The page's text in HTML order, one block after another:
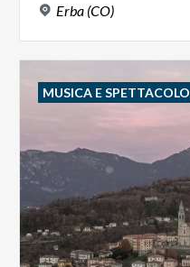
Erba (CO)
MUSICA E SPETTACOLO